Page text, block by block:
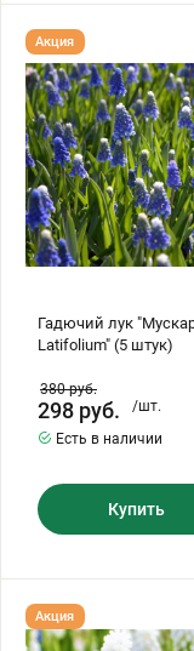
Зелень и
Гадючий
лук
"Мускари
Latifolium"
(5
штук)
Гадючий лук
Latifolium" (5 штук)
Акция
380руб.
298 руб.
/шт.
Есть в наличии
Купить
Гадючий
лук
"Мускари
Акция